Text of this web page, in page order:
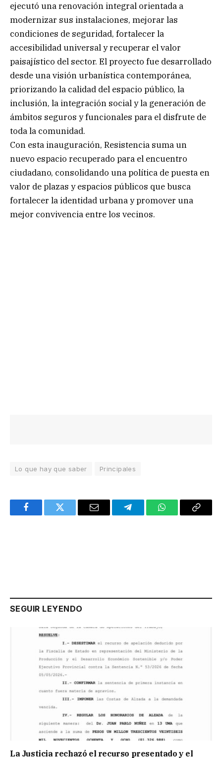
ejecutó una renovación integral orientada a
modernizar sus instalaciones, mejorar las
condiciones de seguridad, fortalecer la
accesibilidad universal y recuperar el valor
paisajístico del sector. El proyecto fue desarrollado
desde una visión urbanística contemporánea,
priorizando la calidad del espacio público, la
inclusión, la integración social y la generación de
ámbitos seguros y funcionales para el disfrute de
toda la comunidad.
Con esta inauguración, Resistencia suma un
nuevo espacio recuperado para el encuentro
ciudadano, consolidando una política de puesta en
valor de plazas y espacios públicos que busca
fortalecer la identidad urbana y promover una
mejor convivencia entre los vecinos.
Lo que hay que saber Principales
FacebookTwitter Email TelegramWhatsAppCopy
SEGUIR LEYENDO
La Justicia rechazó el recurso presentado y el